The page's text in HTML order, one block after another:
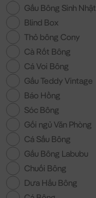
Gấu Bông Sinh Nhật
Blind Box
Thỏ bông Cony
Cà Rốt Bông
Cá Voi Bông
Gấu Teddy Vintage
Báo Hồng
Sóc Bông
Gối ngủ Văn Phòng
Cá Sấu Bông
Gấu Bông Labubu
Chuối Bông
Dưa Hấu Bông